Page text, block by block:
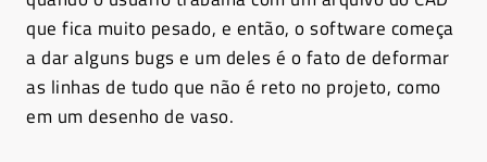
que fica muito pesado, e então, o software começa
a dar alguns bugs e um deles é o fato de deformar
as linhas de tudo que não é reto no projeto, como
em um desenho de vaso.